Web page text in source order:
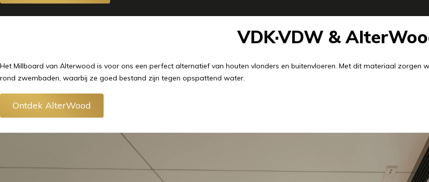
VDK·VDW &
Het Millboard van Alterwood is voor ons een perfect alternatief van houten vlonders en buitenvloeren. Met dit materiaal zorgen
rond zwembaden, waarbij ze goed bestand zijn tegen opspattend water.
Ontdek AlterWood